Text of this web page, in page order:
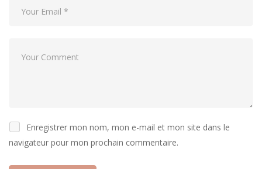
Enregistrer mon nom, mon e-mail et mon site dans le
navigateur pour mon prochain commentaire.